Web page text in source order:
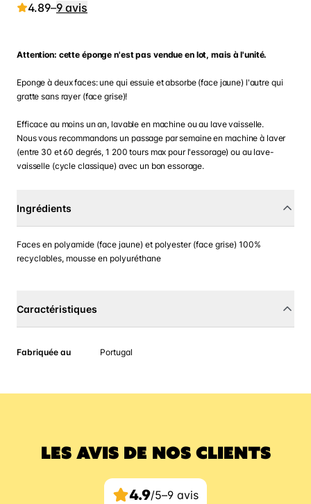
4.89–9 avis
Attention: cette éponge n'est pas vendue en lot, mais à l'unité.
Eponge à deux faces: une qui essuie et absorbe (face jaune) l'autre qui
gratte sans rayer (face grise)!
Efficace au moins un an, lavable en machine ou au lave vaisselle.
Nous vous recommandons un passage par semaine en machine à laver
(entre 30 et 60 degrés, 1 200 tours max pour l'essorage) ou au lave-
vaisselle (cycle classique) avec un bon essorage.
Ingrédients
Faces en polyamide (face jaune) et polyester (face grise) 100%
recyclables, mousse en polyuréthane
Caractéristiques
Fabriquée au Portugal
LES AVIS DE NOS CLIENTS
4.9/5–9 avis